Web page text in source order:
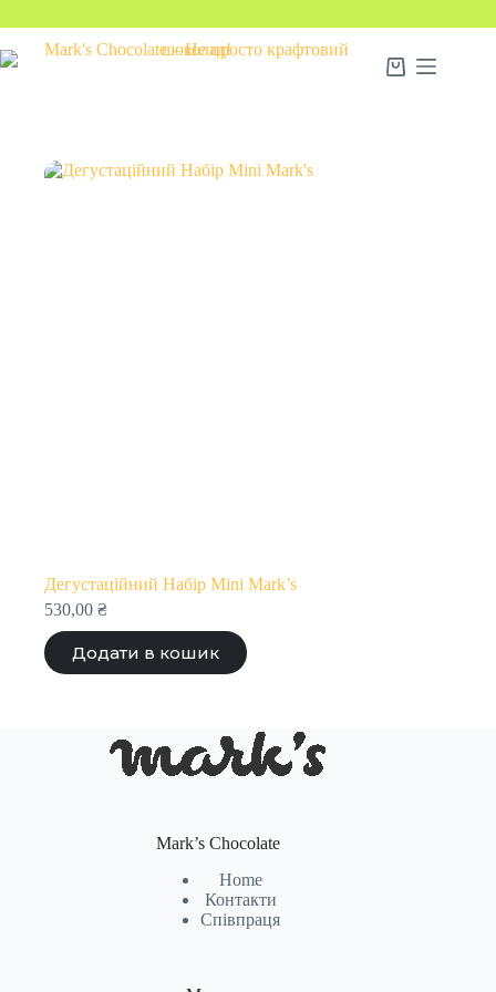
Дегустаційний Набір Mini Mark’s
530,00 ₴
Додати в кошик
Mark’s Chocolate
Home
Контакти
Співпраця